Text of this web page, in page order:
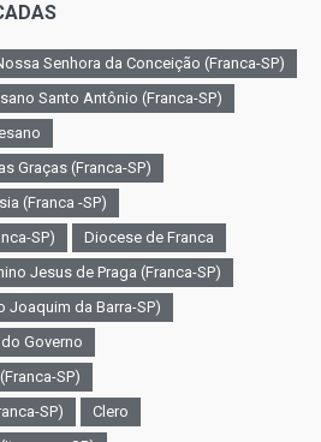
Senhora da Conceição (Franca-SP)
Santo Antônio (Franca-SP)
Graças (Franca-SP)
(Franca -SP)
SP)
Diocese de Franca
Jesus de Praga (Franca-SP)
Joaquim da Barra-SP)
Governo
SP)
SP)
Clero